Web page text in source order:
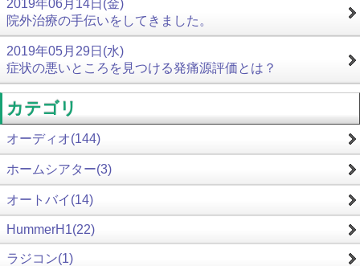
2019年06月14日(金)
院外治療の手伝いをしてきました。
2019年05月29日(水)
症状の悪いところを見つける発痛源評価とは？
カテゴリ
オーディオ(144)
ホームシアター(3)
オートバイ(14)
HummerH1(22)
ラジコン(1)